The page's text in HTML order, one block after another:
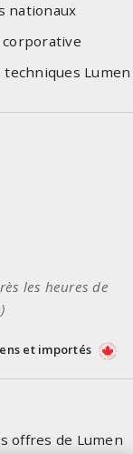
nationaux
techniques Lumen
les heures de
et importés
offres de Lumen